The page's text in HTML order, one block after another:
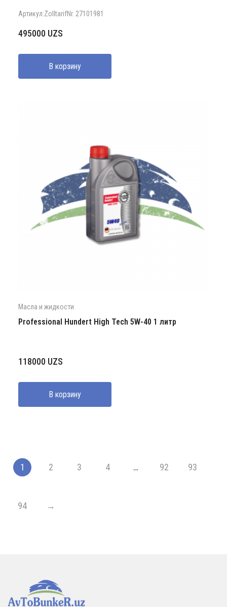
Артикул:Zolltarif­Nr. 27101981
495000 UZS
В корзину
Масла и жидкости
Professional Hundert High Tech 5W-40 1 литр
118000 UZS
В корзину
1 2 3 4 … 92 93
94 →